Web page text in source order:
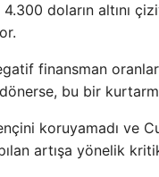
doların altını
finansman
bu bir
koruyamadı ve
artışa yönelik